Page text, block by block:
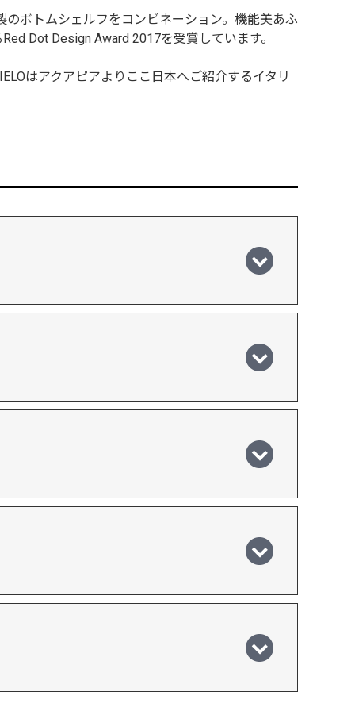
ボトムシェルフをコンビネーション。機能美あふ
Dot Design Award 2017を受賞しています。
はアクアピアよりここ日本へご紹介するイタリ